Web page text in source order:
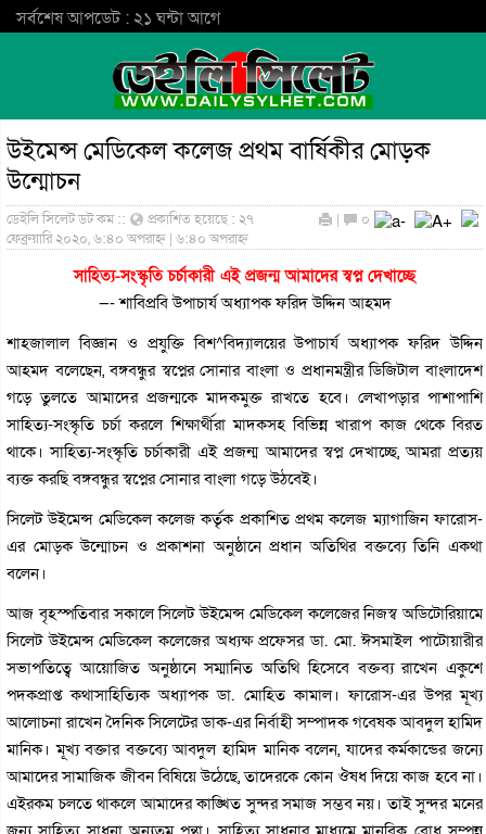
সর্বশেষ আপডেট : ২১ ঘন্টা আগে
উইমেন্স মেডিকেল কলেজ প্রথম বার্ষিকীর মোড়ক
উন্মোচন
ডেইলি সিলেট ডট কম ::
প্রকাশিত হয়েছে : ২৭
ফেব্রুয়ারি ২০২০, ৬:৪০ অপরাহ্ন | ৬:৪০ অপরাহ্ন
| ০
সাহিত্য-সংস্কৃতি চর্চাকারী এই প্রজন্ম আমাদের স্বপ্ন দেখাচ্ছে
—- শাবিপ্রবি উপাচার্য অধ্যাপক ফরিদ উদ্দিন আহমদ
শাহজালাল বিজ্ঞান ও প্রযুক্তি বিশ^বিদ্যালয়ের উপাচার্য অধ্যাপক ফরিদ উদ্দিন
আহমদ বলেছেন, বঙ্গবন্ধুর স্বপ্নের সোনার বাংলা ও প্রধানমন্ত্রীর ডিজিটাল বাংলাদেশ
গড়ে তুলতে আমাদের প্রজন্মকে মাদকমুক্ত রাখতে হবে। লেখাপড়ার পাশাপাশি
সাহিত্য-সংস্কৃতি চর্চা করলে শিক্ষার্থীরা মাদকসহ বিভিন্ন খারাপ কাজ থেকে বিরত
থাকে। সাহিত্য-সংস্কৃতি চর্চাকারী এই প্রজন্ম আমাদের স্বপ্ন দেখাচ্ছে, আমরা প্রত্যয়
ব্যক্ত করছি বঙ্গবন্ধুর স্বপ্নের সোনার বাংলা গড়ে উঠবেই।
সিলেট উইমেন্স মেডিকেল কলেজ কর্তৃক প্রকাশিত প্রথম কলেজ ম্যাগাজিন ফারোস-
এর মোড়ক উন্মোচন ও প্রকাশনা অনুষ্ঠানে প্রধান অতিথির বক্তব্যে তিনি একথা
বলেন।
আজ বৃহস্পতিবার সকালে সিলেট উইমেন্স মেডিকেল কলেজের নিজস্ব অডিটোরিয়ামে
সিলেট উইমেন্স মেডিকেল কলেজের অধ্যক্ষ প্রফেসর ডা. মো. ঈসমাইল পাটোয়ারীর
সভাপতিত্বে আয়োজিত অনুষ্ঠানে সম্মানিত অতিথি হিসেবে বক্তব্য রাখেন একুশে
পদকপ্রাপ্ত কথাসাহিত্যিক অধ্যাপক ডা. মোহিত কামাল। ফারোস-এর উপর মূখ্য
আলোচনা রাখেন দৈনিক সিলেটের ডাক-এর নির্বাহী সম্পাদক গবেষক আবদুল হামিদ
মানিক। মূখ্য বক্তার বক্তব্যে আবদুল হামিদ মানিক বলেন, যাদের কর্মকান্ডের জন্যে
আমাদের সামাজিক জীবন বিষিয়ে উঠেছে, তাদেরকে কোন ঔষধ দিয়ে কাজ হবে না।
এইরকম চলতে থাকলে আমাদের কাঙ্খিত সুন্দর সমাজ সম্ভব নয়। তাই সুন্দর মনের